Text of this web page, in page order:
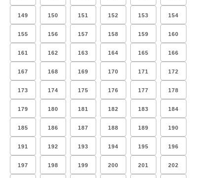
149 150 151 152 153 154
155 156 157 158 159 160
161 162 163 164 165 166
167 168 169 170 171 172
173 174 175 176 177 178
179 180 181 182 183 184
185 186 187 188 189 190
191 192 193 194 195 196
197 198 199 200 201 202